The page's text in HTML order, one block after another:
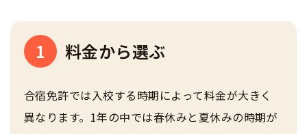
大型二種
受験資格特例教習
お気に入りの教習所
合宿費用のお支払いについて
合宿免許に必要な持ち物
合宿免許 体験談・口コミ
全国の運転免許試験場(免許センター)
本免学科試験問題に挑戦
特定商取引法に基づく表示
合宿免許一日の過ごし方
運転免許別モデルスケジュール
保護者の方へ
1 料金から選ぶ
合宿免許では入校する時期によって料金が大きく
異なります。1年の中では春休みと夏休みの時期が